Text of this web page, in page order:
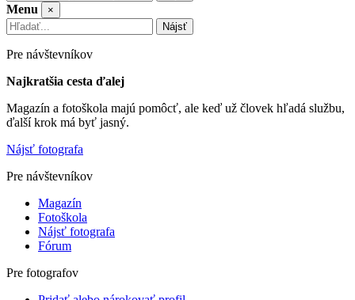
Menu
×
Nájsť
Pre návštevníkov
Najkratšia cesta ďalej
Magazín a fotoškola majú pomôcť, ale keď už človek hľadá službu,
ďalší krok má byť jasný.
Nájsť fotografa
Pre návštevníkov
Magazín
Fotoškola
Nájsť fotografa
Fórum
Pre fotografov